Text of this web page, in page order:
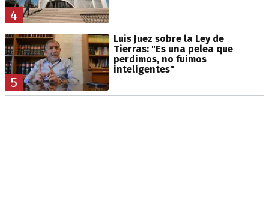
4
5
Luis Juez sobre la Ley de
Tierras: "Es una pelea que
perdimos, no fuimos
inteligentes"